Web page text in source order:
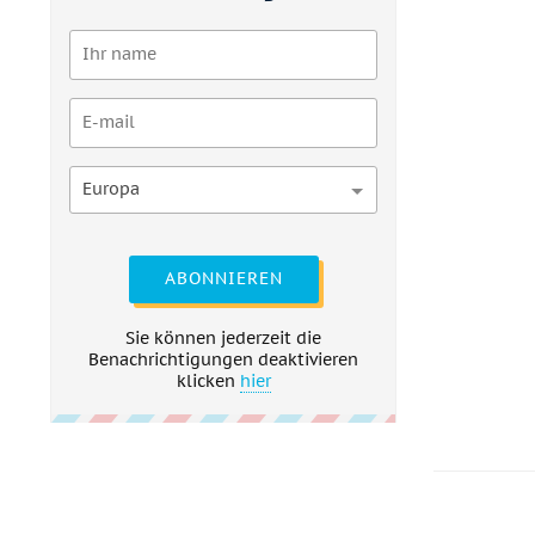
Europa
ABONNIEREN
Sie können jederzeit die
Benachrichtigungen deaktivieren
klicken hier